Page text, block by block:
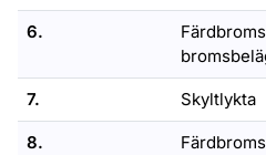
6.
Färdbroms
7. Skyltlykta
8.
Färdbroms